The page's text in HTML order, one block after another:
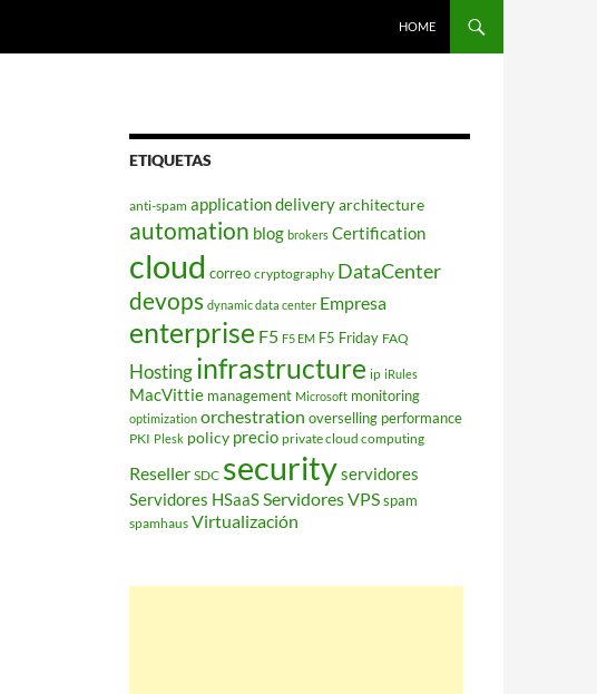
HOME
ETIQUETAS
anti-spam application deliveryarchitecture
automation blog brokers Certification
cloud correo cryptography DataCenter
devops dynamic data center Empresa
enterprise F5 F5 EM F5 Friday FAQ
Hostinginfrastructure ip iRules
MacVittie management Microsoft monitoring
optimization orchestration overselling performance
PKI Plesk policy precio private cloud computing
Reseller SDC securityservidores
Servidores HSaaSServidores VPSspam
spamhaus Virtualización